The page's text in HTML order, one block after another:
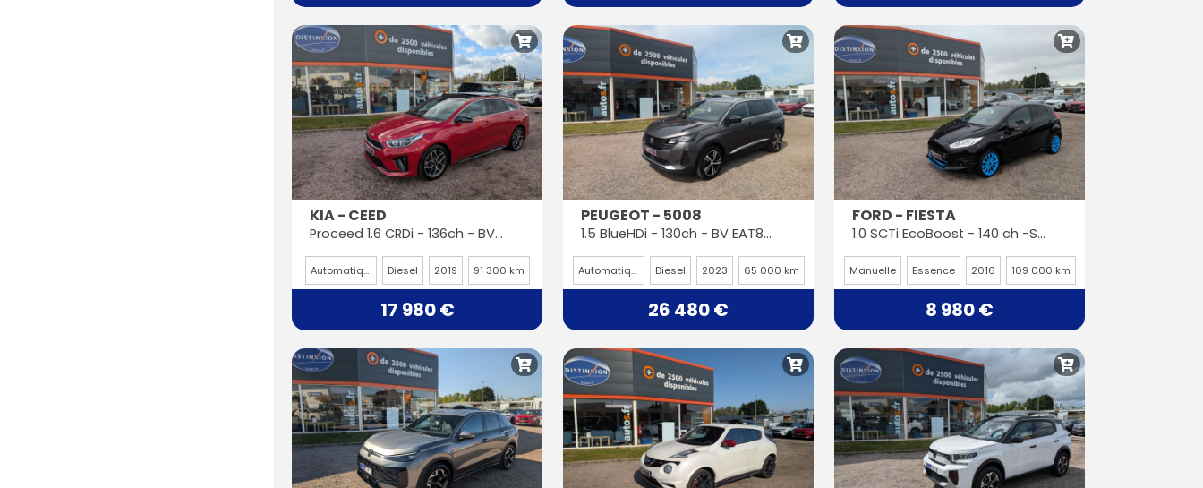
KIA - CEED
Proceed 1.6 CRDi - 136ch - BV DCT - BREAK - GT Line Premium
Automatique Diesel 2019 91 300 km
17 980 €
PEUGEOT - 5008
1.5 BlueHDi - 130ch - BV EAT8 - GT
Automatique Diesel 2023 65 000 km
26 480 €
FORD - FIESTA
1.0 SCTi EcoBoost - 140 ch -ST-Line
Manuelle Essence 2016 109 000 km
8 980 €